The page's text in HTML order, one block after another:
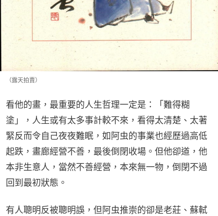
（露天拍賣）
看他的畫，最重要的人生哲理一定是：「難得糊
塗」，人生或有太多事計較不來，看得太清楚、太著
緊反而令自己夜夜難眠，如阿虫的事業也經歷過高低
起跌，畫廊經營不善，最後倒閉收場。但他卻道，他
本非生意人，當然不善經營，本來無一物，倒閉不過
回到最初狀態。
有人聰明反被聰明誤，但阿虫推崇的卻是老莊、蘇軾